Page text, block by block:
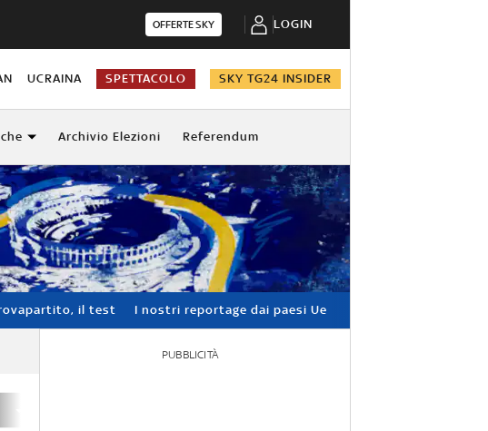
OFFERTE SKY LOGIN
UCRAINA SPETTACOLO SKY TG24 INSIDER
Archivio Elezioni Referendum
il test I nostri reportage dai paesi Ue
PUBBLICITÀ